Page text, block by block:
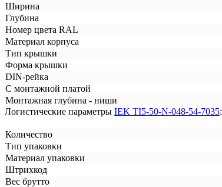
Ширина
Глубина
Номер цвета RAL
Материал корпуса
Тип крышки
Форма крышки
DIN-рейка
С монтажной платой
Монтажная глубина - ниши
Логистические параметры IEK TI5-50-N-048-54-7035:
Количество
Тип упаковки
Материал упаковки
Штрихкод
Вес брутто